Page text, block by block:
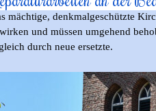
mächtige, denkmalgeschützte
und müssen umgehend
durch neue ersetzte.